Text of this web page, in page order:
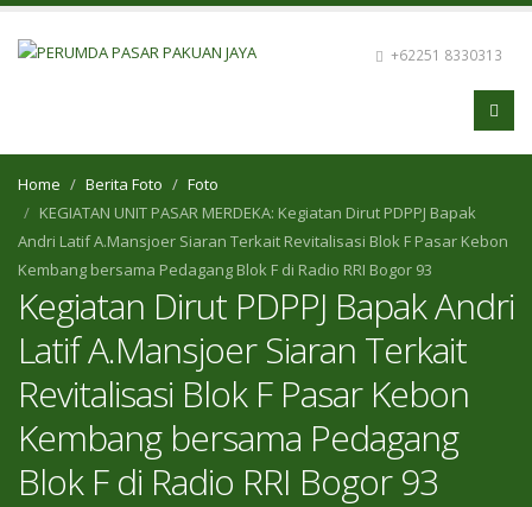
+62251 8330313
Home Berita Foto
Foto
KEGIATAN UNIT PASAR MERDEKA: Kegiatan Dirut PDPPJ Bapak
Andri Latif A.Mansjoer Siaran Terkait Revitalisasi Blok F Pasar Kebon
Kembang bersama Pedagang Blok F di Radio RRI Bogor 93
Kegiatan Dirut PDPPJ Bapak Andri
Latif A.Mansjoer Siaran Terkait
Revitalisasi Blok F Pasar Kebon
Kembang bersama Pedagang
Blok F di Radio RRI Bogor 93